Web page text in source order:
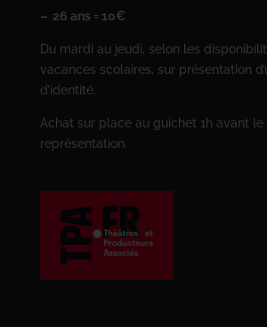
– 26 ans = 10€
Du mardi au jeudi, selon les
vacances scolaires, sur présentation
d’identité.
Achat sur place au guichet 1h avant
représentation.